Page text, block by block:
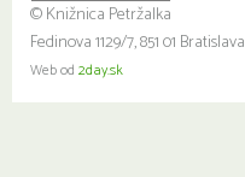
© Knižnica Petržalka
Fedinova 1129/7, 851 01 Bratislava
Web od 2day.sk